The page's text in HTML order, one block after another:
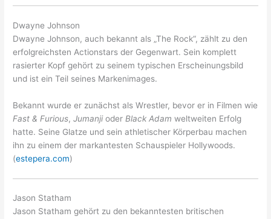
Dwayne Johnson
Dwayne Johnson, auch bekannt als „The Rock“, zählt zu den
erfolgreichsten Actionstars der Gegenwart. Sein komplett
rasierter Kopf gehört zu seinem typischen Erscheinungsbild
und ist ein Teil seines Markenimages.
Bekannt wurde er zunächst als Wrestler, bevor er in Filmen wie
Fast & Furious,Jumanjioder Black Adam weltweiten Erfolg
hatte. Seine Glatze und sein athletischer Körperbau machen
ihn zu einem der markantesten Schauspieler Hollywoods.
(estepera.com)
Jason Statham
Jason Statham gehört zu den bekanntesten britischen